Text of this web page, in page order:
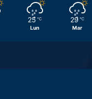
25 ℃
Lun
29 ℃
Mar